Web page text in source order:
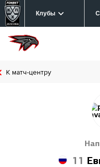
Клубы
К матч-центру
11